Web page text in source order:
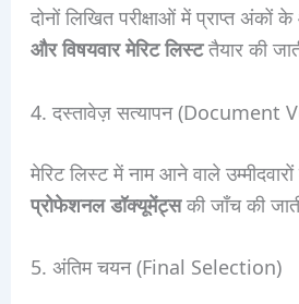
दोनों लिखित परीक्षाओं में प्राप्त अंकों
और विषयवार मेरिट लिस्टतैयार की
4. दस्तावेज़ सत्यापन (Document
मेरिट लिस्ट में नाम आने वाले
प्रोफेशनल डॉक्यूमेंट्सकी जाँच की
5. अंतिम चयन (Final Selection)